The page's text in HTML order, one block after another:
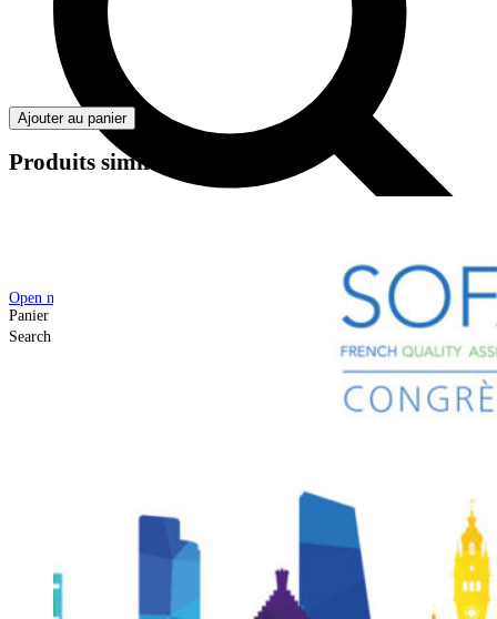
Open mobile menu
Panier
Search
Ajouter au panier
Produits similaires